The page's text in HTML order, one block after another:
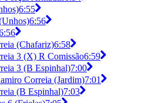
6:55
6:56
(Chafariz)6:58
3 (X) R Comissão6:59
3 (B Espinhal)7:00
Correia (Jardim)7:01
(B Espinhal)7:03